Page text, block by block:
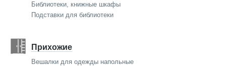
Библиотеки, книжные шкафы
Подставки для библиотеки
Прихожие
Вешалки для одежды напольные